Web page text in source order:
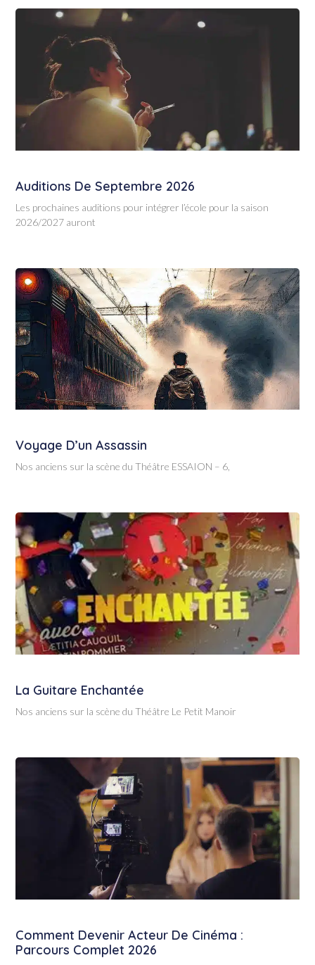
Auditions De Septembre 2026
Les prochaines auditions pour intégrer l’école pour la saison
2026/2027 auront
Voyage D’un Assassin
Nos anciens sur la scène du Théâtre ESSAION – 6,
La Guitare Enchantée
Nos anciens sur la scène du Théâtre Le Petit Manoir
Comment Devenir Acteur De Cinéma :
Parcours Complet 2026